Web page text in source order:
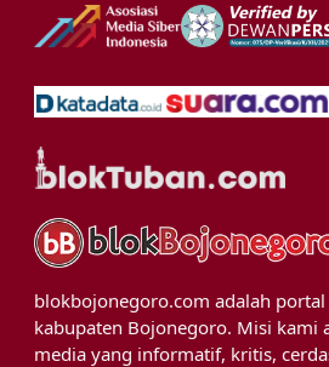
blokbojonegoro.com adalah
kabupaten Bojonegoro. Misi kami
media yang informatif, kritis,